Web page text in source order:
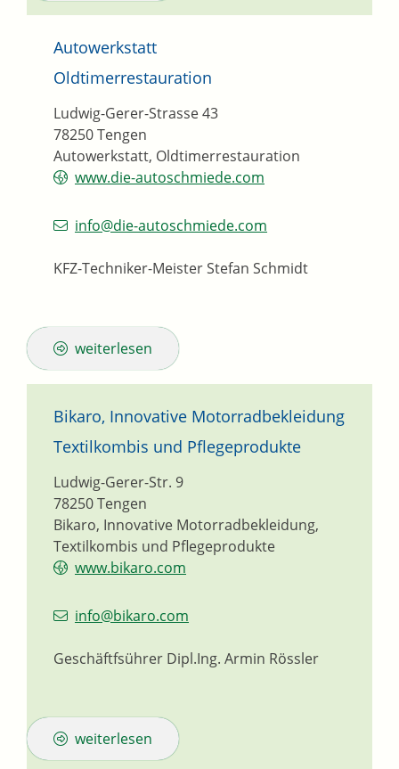
Autowerkstatt
Oldtimerrestauration
Autowerkstatt, Oldtimerrestauration
Ludwig-Gerer-Strasse 43
78250Tengen
www.die-autoschmiede.com
info@die-autoschmiede.com
KFZ-Techniker-MeisterStefan Schmidt
weiterlesen
Bikaro, Innovative Motorradbekleidung
Textilkombis und Pflegeprodukte
Bikaro, Innovative Motorradbekleidung,
Textilkombis und Pflegeprodukte
Ludwig-Gerer-Str. 9
78250Tengen
www.bikaro.com
info@bikaro.com
Geschäftfsührer Dipl.Ing. Armin Rössler
weiterlesen